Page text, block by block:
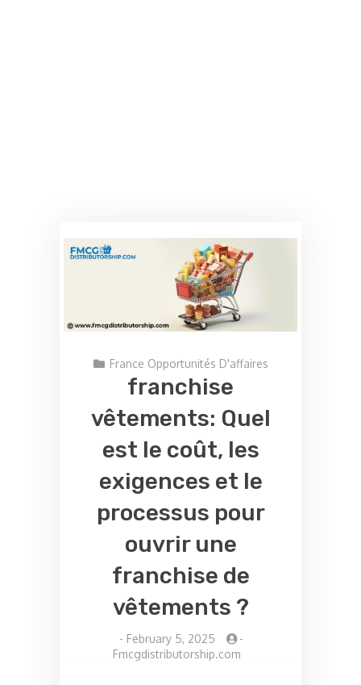
France Opportunités D'affaires
franchise
vêtements: Quel
est le coût, les
exigences et le
processus pour
ouvrir une
franchise de
vêtements ?
- February 5, 2025
-
Fmcgdistributorship.com